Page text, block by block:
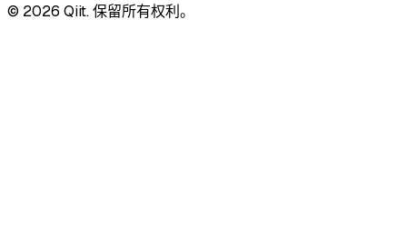
© 2026 Qiit. 保留所有权利。